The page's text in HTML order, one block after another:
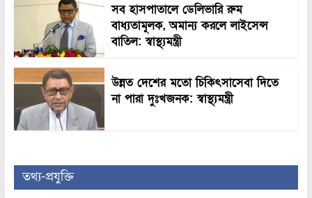
সব হাসপাতালে ডেলিভারি রুম
বাধ্যতামূলক, অমান্য করলে লাইসেন্স
বাতিল: স্বাস্থ্যমন্ত্রী
উন্নত দেশের মতো চিকিৎসাসেবা দিতে
না পারা দুঃখজনক: স্বাস্থ্যমন্ত্রী
তথ্য-প্রযুক্তি